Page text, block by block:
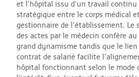
et l’hôpital issu d’un travail continu
stratégique entre le corps médical
gestionnaire de l’établissement.
des actes par le médecin confère
grand dynamisme tandis que le lien
contrat de salarié facilite
hôpital fonctionnant selon le mode